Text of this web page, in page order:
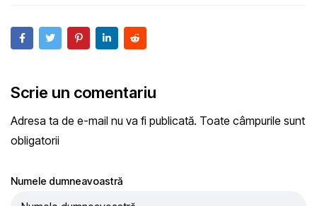
Scrie un comentariu
Adresa ta de e-mail nu va fi publicată. Toate câmpurile sunt
obligatorii
Numele dumneavoastră